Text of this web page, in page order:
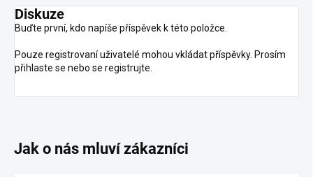
Diskuze
Buďte první, kdo napíše příspěvek k této položce.
Pouze registrovaní uživatelé mohou vkládat příspěvky. Prosím
přihlaste se nebo se registrujte